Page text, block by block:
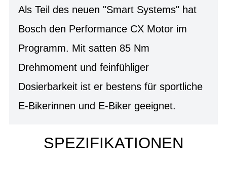
Als Teil des neuen "Smart Systems" hat
Bosch den Performance CX Motor im
Programm. Mit satten 85 Nm
Drehmoment und feinfühliger
Dosierbarkeit ist er bestens für sportliche
E-Bikerinnen und E-Biker geeignet.
SPEZIFIKATIONEN